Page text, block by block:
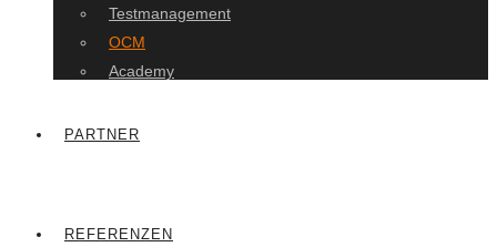
Testmanagement
OCM
Academy
PARTNER
REFERENZEN